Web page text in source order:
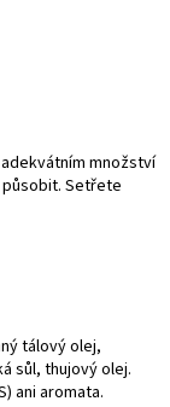
množství
Setřete
tálový olej,
sůl, thujový olej.
ani aromata.